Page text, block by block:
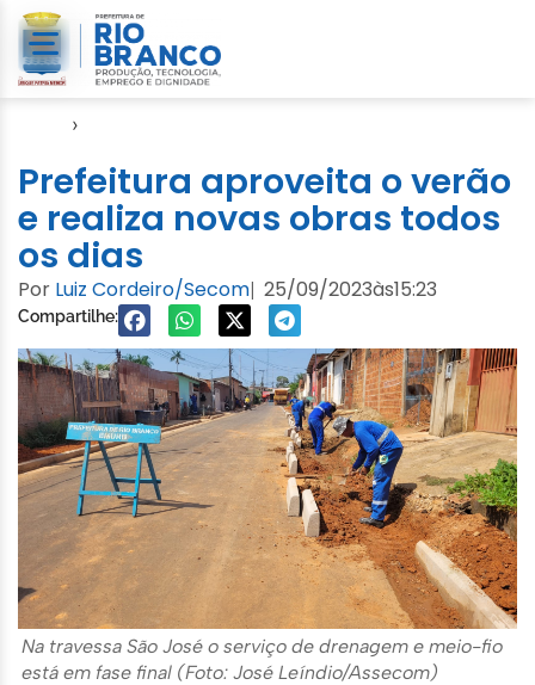
›
Prefeitura aproveita o verão
e realiza novas obras todos
os dias
Por Luiz Cordeiro/Secom| 25/09/2023às15:23
Compartilhe:
Na travessa São José o serviço de drenagem e meio-fio
está em fase final (Foto: José Leíndio/Assecom)